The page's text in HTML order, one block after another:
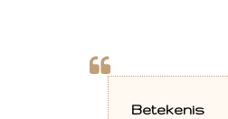
Betekenis